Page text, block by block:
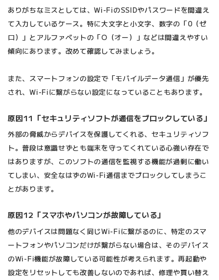
ありがちなミスとしては、Wi-FiのSSIDやパスワードを間違え
て入力しているケース。特に大文字と小文字、数字の「0（ゼ
ロ）」とアルファベットの「O（オー）」などは間違えやすい
傾向にあります。改めて確認してみましょう。
また、スマートフォンの設定で「モバイルデータ通信」が優先
され、Wi-Fiに繋がらない設定になっていることもあります。
原因11「セキュリティソフトが通信をブロックしている」
外部の脅威からデバイスを保護してくれる、セキュリティソフ
ト。普段は意識せずとも端末を守ってくれている心強い存在で
はありますが、このソフトの通信を監視する機能が過剰に働い
てしまい、安全なはずのWi-Fi通信までブロックしてしまうこ
とがあります。
原因12「スマホやパソコンが故障している」
他のデバイスは問題なく同じWi-Fiに繋がるのに、特定のスマ
ートフォンやパソコンだけが繋がらない場合は、そのデバイス
のWi-Fi機能が故障している可能性が考えられます。再起動や
設定をリセットしても改善しないのであれば、修理や買い替え